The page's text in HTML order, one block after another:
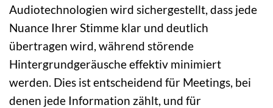
Audiotechnologien wird sichergestellt, dass jede
Nuance Ihrer Stimme klar und deutlich
übertragen wird, während störende
Hintergrundgeräusche effektiv minimiert
werden. Dies ist entscheidend für Meetings, bei
denen jede Information zählt, und für